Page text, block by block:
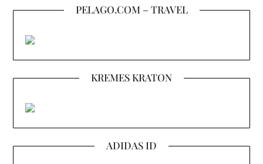
PELAGO.COM – TRAVEL
KREMES KRATON
ADIDAS ID